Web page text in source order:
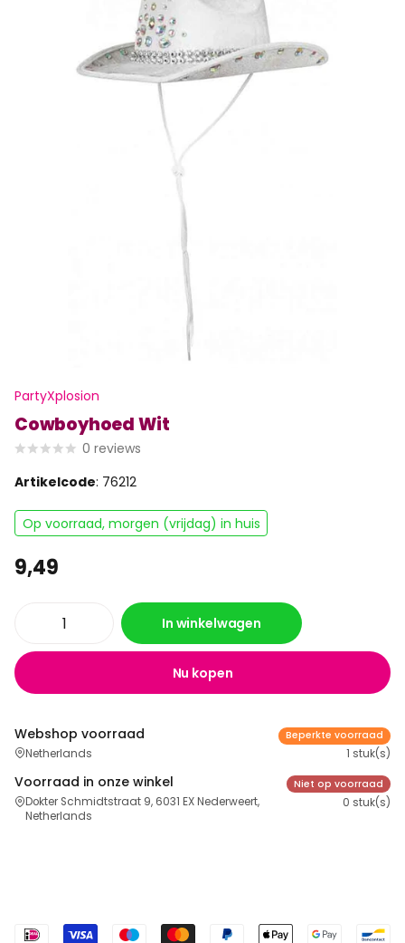
PartyXplosion
Cowboyhoed Wit
0 reviews
Artikelcode: 76212
Op voorraad, morgen (vrijdag) in huis
9,49
In winkelwagen
Nu kopen
Webshop voorraad
Netherlands
Beperkte voorraad
1 stuk(s)
Voorraad in onze winkel
Dokter Schmidtstraat 9, 6031 EX Nederweert,
Netherlands
Niet op voorraad
0 stuk(s)